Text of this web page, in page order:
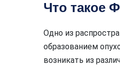
Что такое
Одно из
образованием
возникать из